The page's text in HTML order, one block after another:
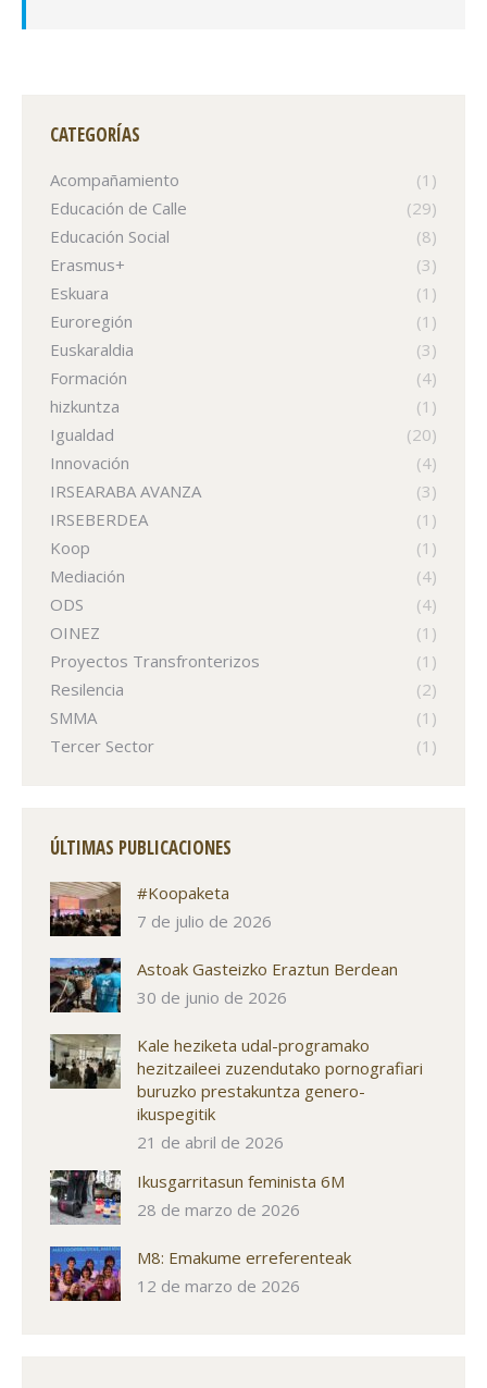
CATEGORÍAS
Acompañamiento
(1)
Educación de Calle
(29)
Educación Social
(8)
Erasmus+
(3)
Eskuara
(1)
Euroregión
(1)
Euskaraldia
(3)
Formación
(4)
hizkuntza
(1)
Igualdad
(20)
Innovación
(4)
IRSEARABA AVANZA
(3)
IRSEBERDEA
(1)
Koop
(1)
Mediación
(4)
ODS
(4)
OINEZ
(1)
Proyectos Transfronterizos
(1)
Resilencia
(2)
SMMA
(1)
Tercer Sector
(1)
ÚLTIMAS PUBLICACIONES
#Koopaketa
7 de julio de 2026
Astoak Gasteizko Eraztun Berdean
30 de junio de 2026
Kale heziketa udal-programako
hezitzaileei zuzendutako pornografiari
buruzko prestakuntza genero-
ikuspegitik
21 de abril de 2026
Ikusgarritasun feminista 6M
28 de marzo de 2026
M8: Emakume erreferenteak
12 de marzo de 2026